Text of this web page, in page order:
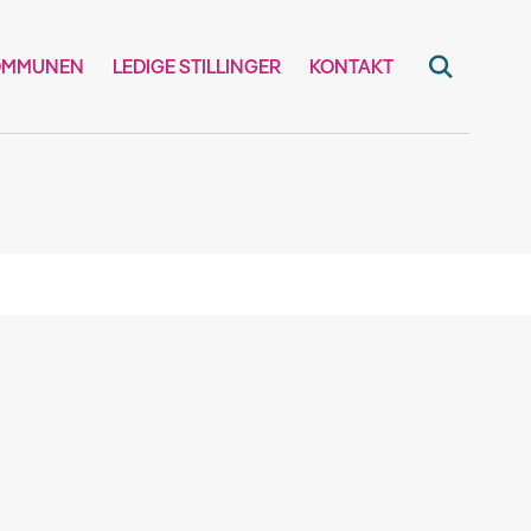
LEDIGE STILLINGER KONTAKT